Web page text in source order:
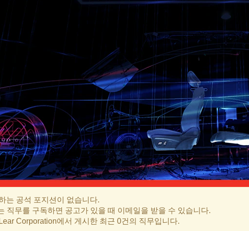
는 공석 포지션이 없습니다.
직무를 구독하면 공고가 있을 때 이메일을 받을 수 있습니다.
Corporation에서 게시한 최근 0건의 직무입니다.